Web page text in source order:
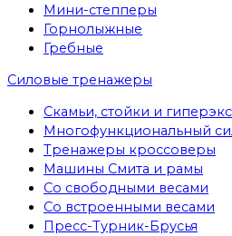
Мини-степперы
Горнолыжные
Гребные
Cиловые тренажеры
Скамьи, стойки и
Многофункциональный
Тренажеры кроссоверы
Машины Смита и рамы
Со свободными весами
Со встроенными весами
Пресс-Турник-Брусья